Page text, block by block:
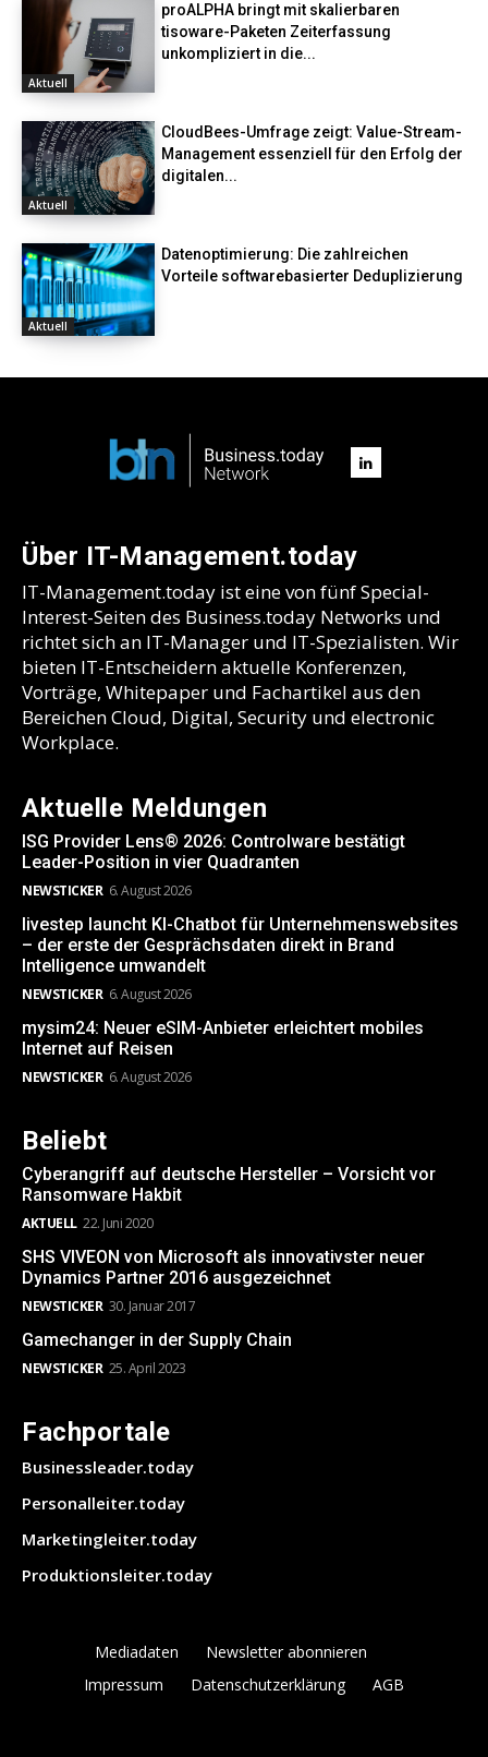
Aktuell
proALPHA bringt mit skalierbaren
tisoware-Paketen Zeiterfassung
unkompliziert in die...
Aktuell
CloudBees-Umfrage zeigt: Value-Stream-
Management essenziell für den Erfolg der
digitalen...
Aktuell
Datenoptimierung: Die zahlreichen
Vorteile softwarebasierter Deduplizierung
Über IT-Management.today
IT-Management.today ist eine von fünf Special-
Interest-Seiten des Business.today Networks und
richtet sich an IT-Manager und IT-Spezialisten. Wir
bieten IT-Entscheidern aktuelle Konferenzen,
Vorträge, Whitepaper und Fachartikel aus den
Bereichen Cloud, Digital, Security und electronic
Workplace.
Aktuelle Meldungen
ISG Provider Lens® 2026: Controlware bestätigt
Leader-Position in vier Quadranten
NEWSTICKER 6. August 2026
livestep launcht KI-Chatbot für Unternehmenswebsites
– der erste der Gesprächsdaten direkt in Brand
Intelligence umwandelt
NEWSTICKER 6. August 2026
mysim24: Neuer eSIM-Anbieter erleichtert mobiles
Internet auf Reisen
NEWSTICKER 6. August 2026
Beliebt
Cyberangriff auf deutsche Hersteller – Vorsicht vor
Ransomware Hakbit
AKTUELL 22. Juni 2020
SHS VIVEON von Microsoft als innovativster neuer
Dynamics Partner 2016 ausgezeichnet
NEWSTICKER 30. Januar 2017
Gamechanger in der Supply Chain
NEWSTICKER 25. April 2023
Fachportale
Businessleader.today
Personalleiter.today
Marketingleiter.today
Produktionsleiter.today
Mediadaten
Newsletter abonnieren
Impressum
Datenschutzerklärung AGB